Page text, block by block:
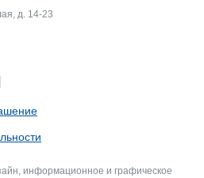
д. 14-23
информационное и графическое